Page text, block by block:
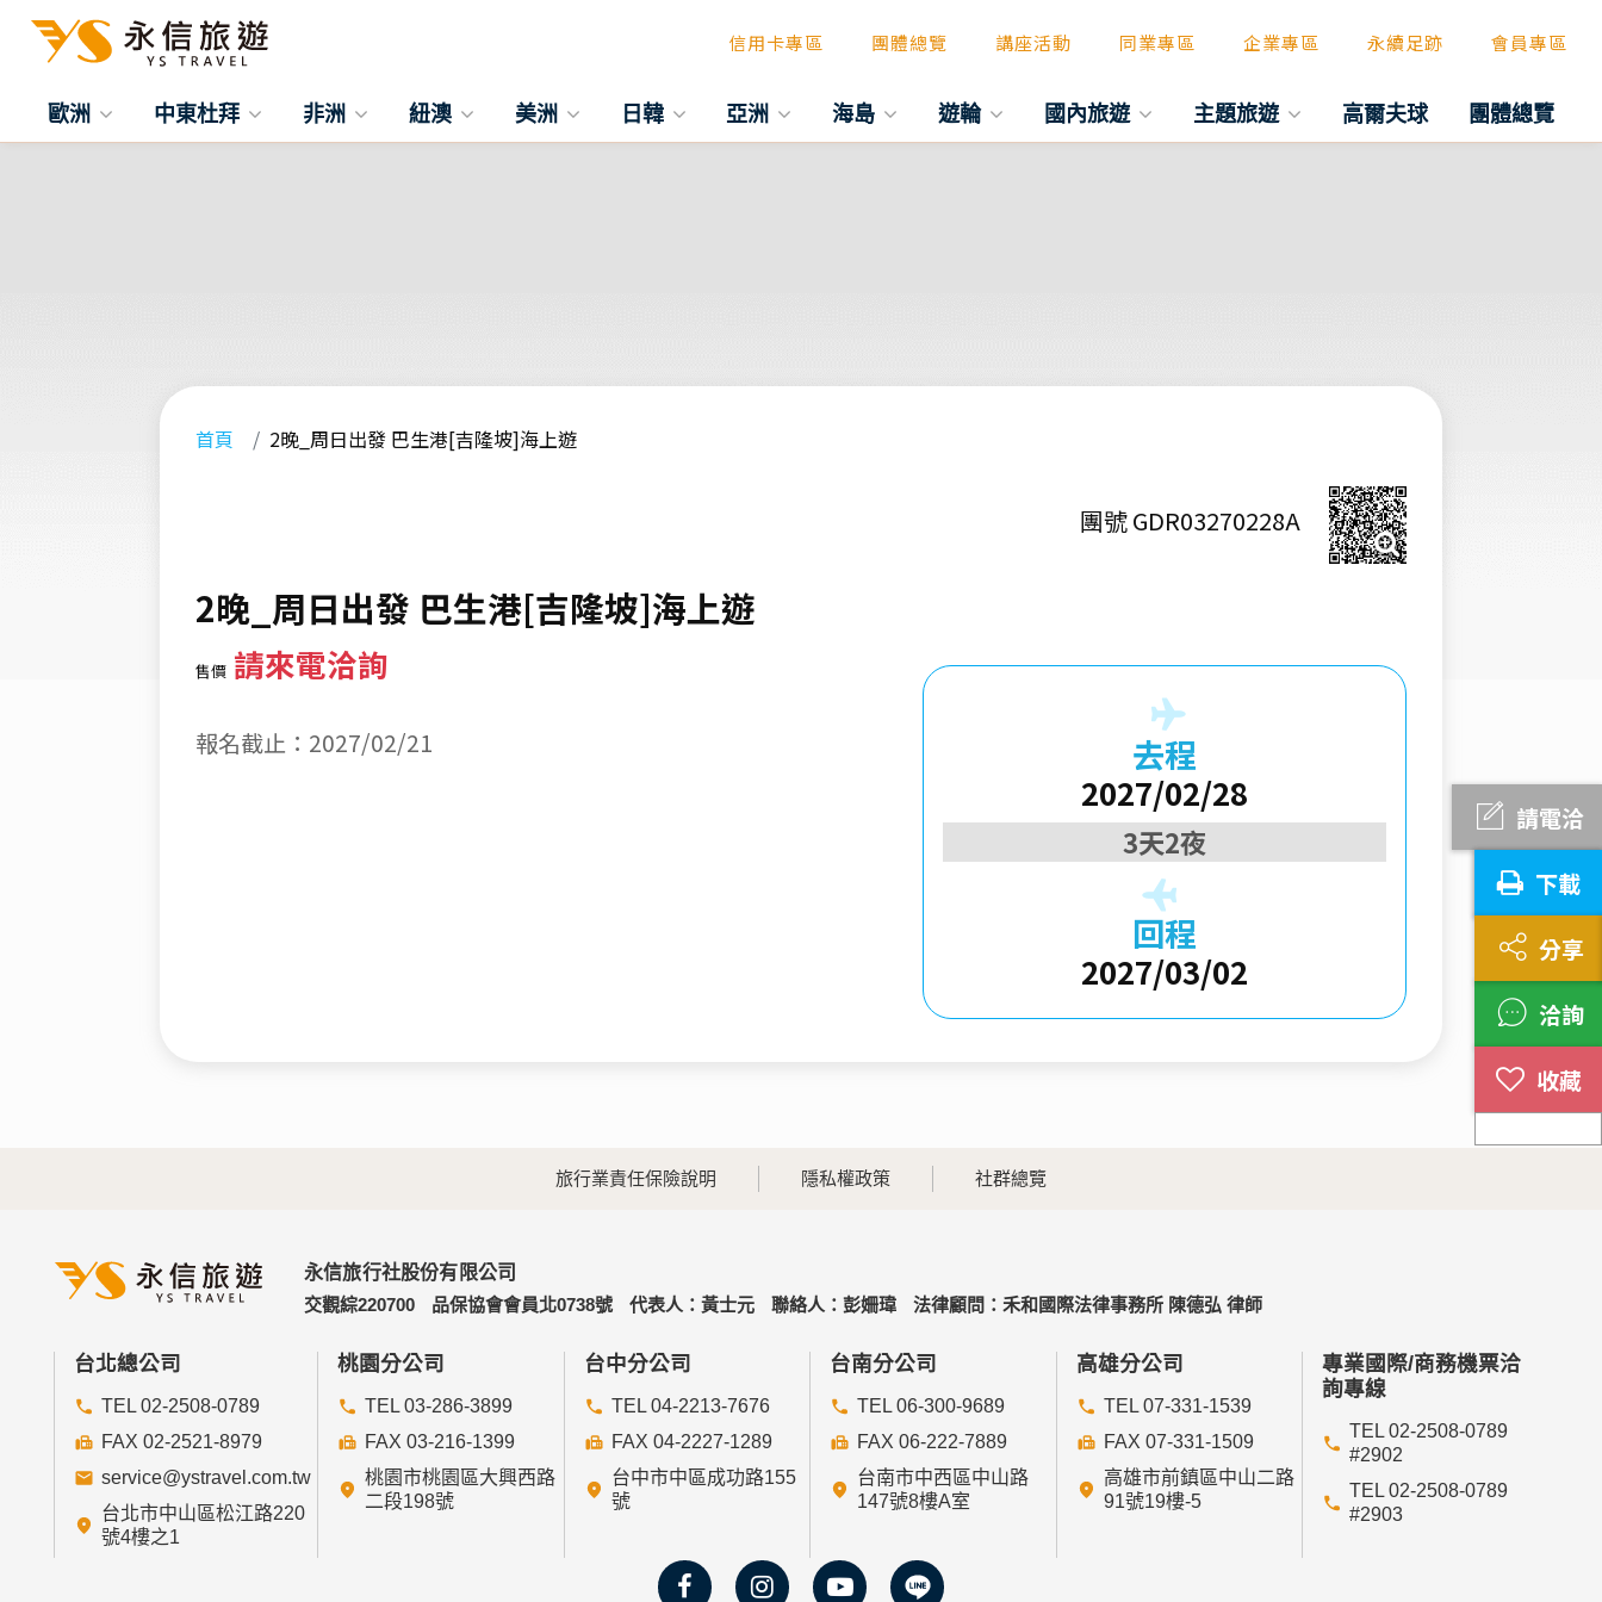
信用卡專區 團體總覽 講座活動 同業專區 企業專區 永續足跡 會員專區
歐洲 中東杜拜 非洲 紐澳 美洲 日韓 亞洲 海島 遊輪 國內旅遊 主題旅遊 高爾夫球 團體總覽
請電洽
下載
分享
洽詢
首頁 2晚_周日出發 巴生港[吉隆坡]海上遊
團號 GDR03270228A
2晚_周日出發 巴生港[吉隆坡]海上遊
售價 請來電洽詢
報名截止：2027/02/21 去程
2027/02/28
3天2夜
回程
2027/03/02
旅行業責任保險說明 隱私權政策 社群總覽
永信旅行社股份有限公司
交觀綜220700
品保協會會員北0738號 代表人：黃士元 聯絡人：彭姍瑋 法律顧問：禾和國際法律事務所 陳德弘 律師
台北總公司
TEL 02-2508-0789
FAX 02-2521-8979
service@ystravel.com.tw
台北市中山區松江路220
號4樓之1
桃園分公司
TEL 03-286-3899
FAX 03-216-1399
桃園市桃園區大興西路
二段198號
台中分公司
TEL 04-2213-7676
FAX 04-2227-1289
台中市中區成功路155
號
台南分公司
TEL 06-300-9689
FAX 06-222-7889
台南市中西區中山路
147號8樓A室
高雄分公司
TEL 07-331-1539
FAX 07-331-1509
高雄市前鎮區中山二路
91號19樓-5
專業國際/商務機票洽
詢專線
TEL 02-2508-0789
#2902
TEL 02-2508-0789
#2903